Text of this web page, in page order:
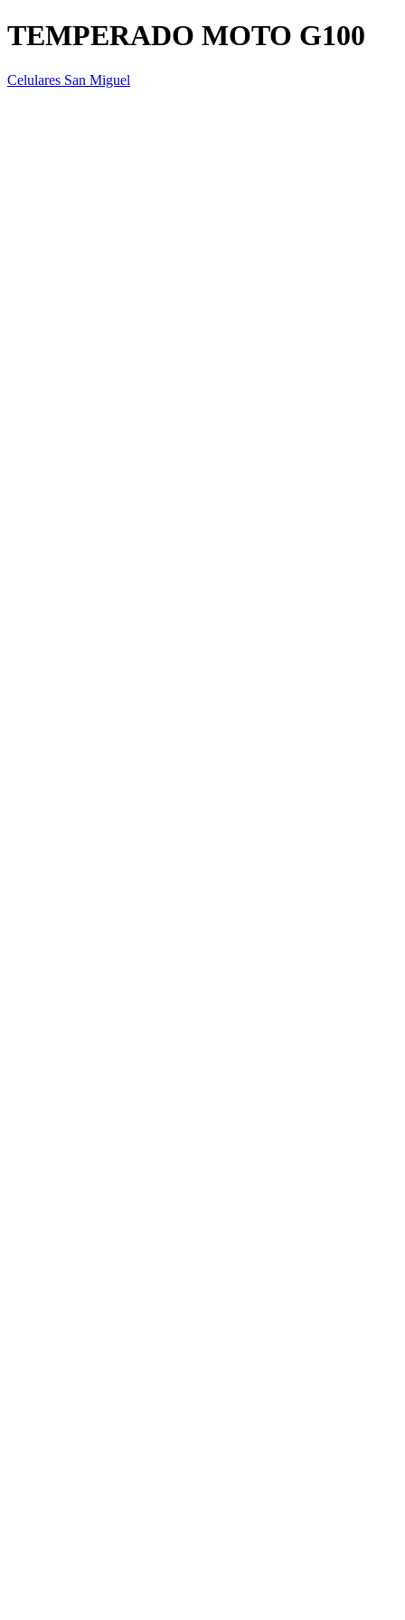
TEMPERADO MOTO G100
Celulares San Miguel